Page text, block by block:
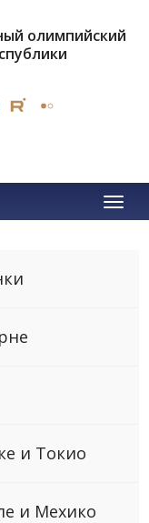
олимпийский
и Токио
и Мехико